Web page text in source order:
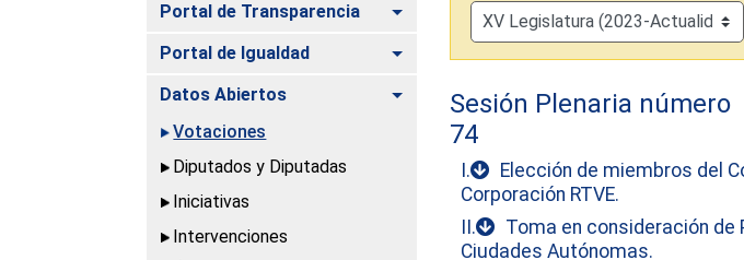
Portal de Transparencia
Alternar
Portal de Igualdad Alternar
Datos Abiertos
Alternar
Votaciones
Diputados y Diputadas
Iniciativas
Intervenciones
Sesión Plenaria número
74
I.
Elección de miembros del
Corporación RTVE.
II.
Toma en consideración de
Ciudades Autónomas.